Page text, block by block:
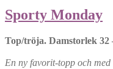
Sporty Monday
Top/tröja. Damstorlek 32
En ny favorit-topp och